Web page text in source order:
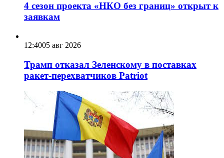
4 сезон проекта «НКО без границ» открыт к
заявкам
12:4005 авг 2026
Трамп отказал Зеленскому в поставках
ракет-перехватчиков Patriot